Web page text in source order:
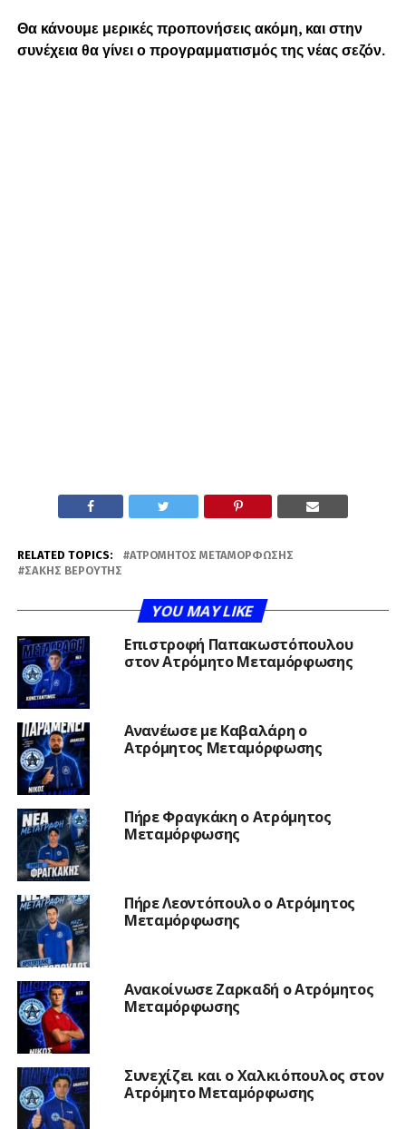
Θα κάνουμε μερικές προπονήσεις ακόμη, και στην
συνέχεια θα γίνει ο προγραμματισμός της νέας σεζόν.
RELATED TOPICS:
ΑΤΡΌΜΗΤΟΣ ΜΕΤΑΜΌΡΦΩΣΗΣ
ΣΆΚΗΣ ΒΕΡΟΎΤΗΣ
YOU MAY LIKE
Επιστροφή Παπακωστόπουλου
στον Ατρόμητο Μεταμόρφωσης
Ανανέωσε με Καβαλάρη ο
Ατρόμητος Μεταμόρφωσης
Πήρε Φραγκάκη ο Ατρόμητος
Μεταμόρφωσης
Πήρε Λεοντόπουλο ο Ατρόμητος
Μεταμόρφωσης
Ανακοίνωσε Ζαρκαδή ο Ατρόμητος
Μεταμόρφωσης
Συνεχίζει και ο Χαλκιόπουλος στον
Ατρόμητο Μεταμόρφωσης